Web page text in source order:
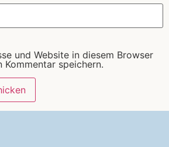
und Website in diesem Browser
Kommentar speichern.